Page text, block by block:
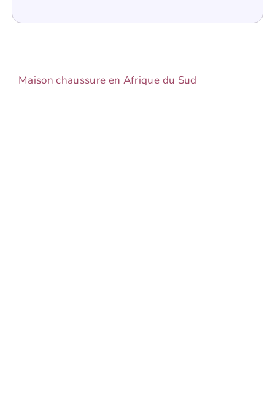
Maison chaussure en Afrique du Sud